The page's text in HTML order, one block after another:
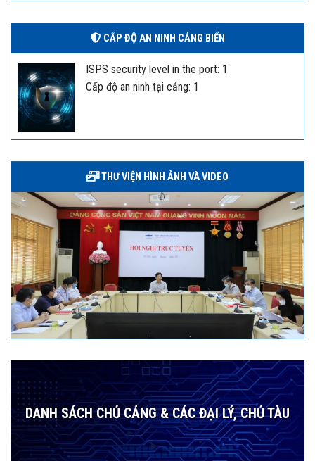
CẤP ĐỘ AN NINH CẢNG BIỂN
ISPS security level in the port: 1
Cấp độ an ninh tại cảng: 1
THƯ VIỆN HÌNH ẢNH VÀ VIDEO
DANH SÁCH CHỦ CẢNG & CÁC ĐẠI LÝ, CHỦ TÀU